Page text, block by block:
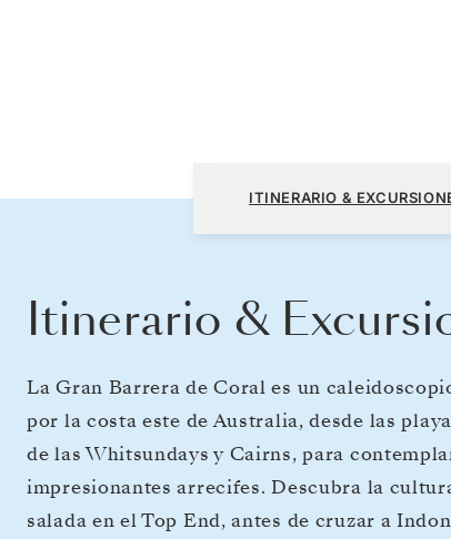
Sydney a Singapur ITINERARIO &
Itinerario &
La Gran Barrera de Coral es un
por la costa este de Australia, desde las
de las Whitsundays y Cairns, para
impresionantes arrecifes. Descubra la
salada en el Top End, antes de cruzar a